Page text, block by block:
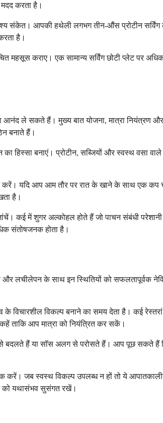
मदद करता है।
आपकी हथेली लगभग तीन-औंस प्रोटीन सर्विंग
है।
महसूस कराए। एक सामान्य सर्विंग छोटी प्लेट
ले सकते हैं। मुख्य बात योजना, मात्रा नियंत्रण
बनाते हैं।
हिस्सा बनाएं। प्रोटीन, सब्जियों और स्वस्थ वसा
करें। यदि आप आम तौर पर रात के खाने के साथ एक
है।
कई में शुगर अल्कोहल होते हैं जो पाचन संबंधी
संतोषजनक होता है।
और लचीलेपन के साथ इन स्थितियों को
विकल्प बनाने का समय देता है। कई रेस्तरां
ताकि आप मात्रा को नियंत्रित कर सकें।
बदलते हैं या सॉस अलग से परोसते हैं। आप पूछ सकते
जब स्वस्थ विकल्प उपलब्ध न हों तो ये
को यथासंभव सुसंगत रखें।